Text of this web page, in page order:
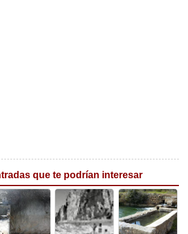
que te podrían interesar